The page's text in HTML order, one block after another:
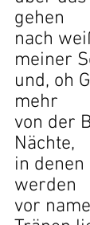
gehen
nach
meiner
und, oh
mehr
von der
Nächte,
in
werden
vor